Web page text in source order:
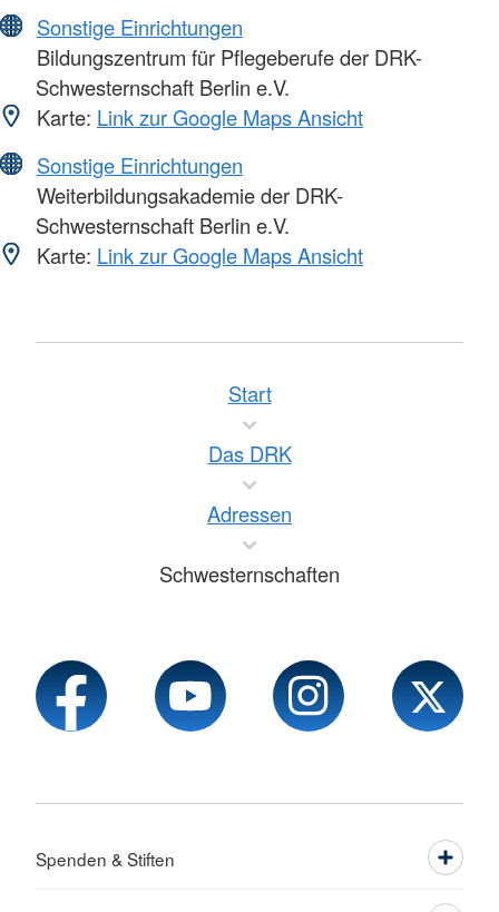
Sonstige Einrichtungen
Bildungszentrum für Pflegeberufe der DRK-
Schwesternschaft Berlin e.V.
Karte: Link zur Google Maps Ansicht
Sonstige Einrichtungen
Weiterbildungsakademie der DRK-
Schwesternschaft Berlin e.V.
Karte: Link zur Google Maps Ansicht
Start
Das DRK
Adressen
Schwesternschaften
Spenden & Stiften